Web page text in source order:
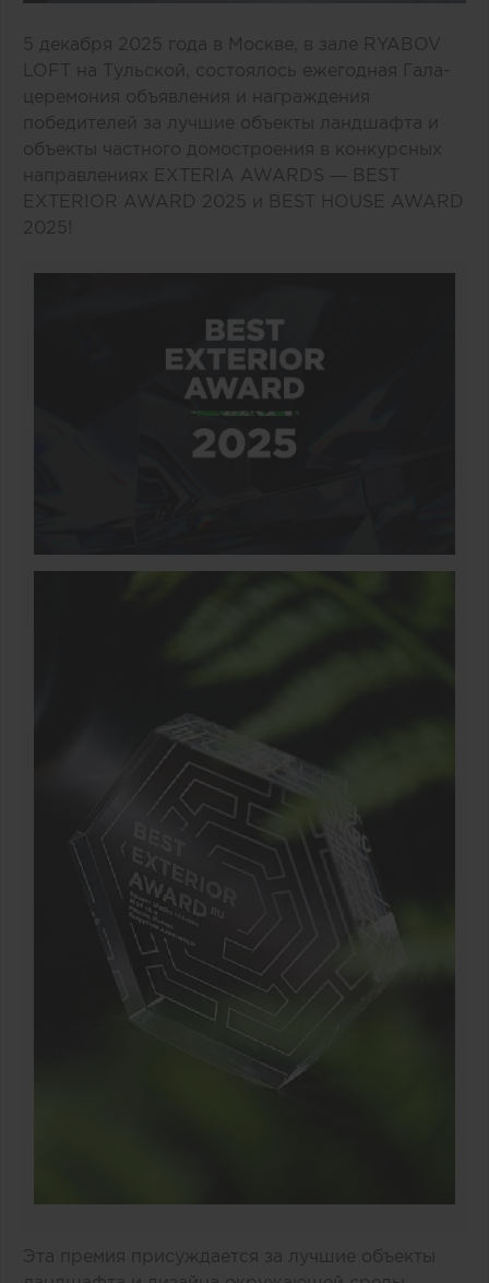
5 декабря 2025 года в Москве, в зале RYABOV
LOFT на Тульской, состоялось ежегодная Гала-
церемония объявления и награждения
победителей за лучшие объекты ландшафта и
объекты частного домостроения в конкурсных
направлениях EXTERIA AWARDS — BEST
EXTERIOR AWARD 2025 и BEST HOUSE AWARD
2025!
Эта премия присуждается за лучшие объекты